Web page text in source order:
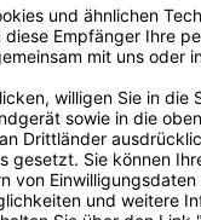
Rechnung